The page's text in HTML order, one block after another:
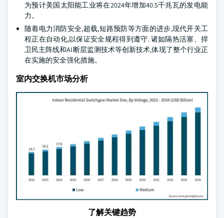
为预计美国太阳能工业将在2024年增加40.5千兆瓦的发电能
力。
随着电力消防安全,超载,短路预防等方面的进步,现代开关工
程正在自动化,以保证安全规程得到遵守. 诸如隔热活塞、捍
卫民主阵线和AI断层监测技术等创新技术,体现了整个行业正
在实施的安全强化措施。
室内交换机市场分析
了解关键趋势